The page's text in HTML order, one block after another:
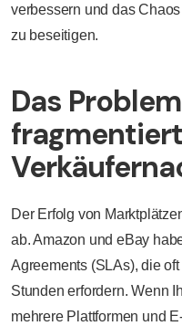
verbessern und das
zu beseitigen.
Das
Der Erfolg von
ab. Amazon und eBay
Agreements (SLAs), die
Stunden erfordern. Wenn
mehrere Plattformen und